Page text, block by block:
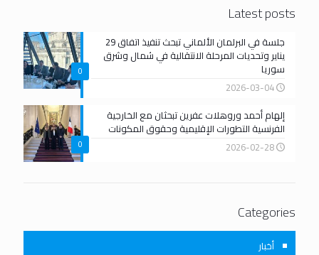
Latest posts
0
جلسة في البرلمان الألماني تبحث تنفيذ اتفاق 29
يناير وتحديات المرحلة الانتقالية في شمال وشرق
سوريا
2026-03-04
0
إلهام أحمد وروهلات عفرين تبحثان مع الخارجية
الفرنسية التطورات الإقليمية وحقوق المكونات
2026-02-28
Categories
أخبار